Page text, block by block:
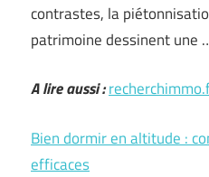
contrastes, la
patrimoine dessinent une
A lire aussi :
Bien dormir en altitude :
efficaces